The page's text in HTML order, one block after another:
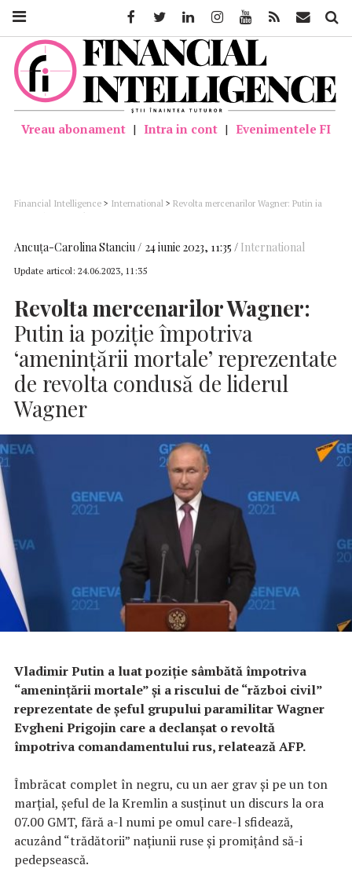
Vreau abonament | Intra in cont | Evenimentele FI
Financial Intelligence > International > Revolta mercenarilor Wagner: Putin ia
poziţie împotriva ‘ameninţării mortale’ reprezentate de revolta condusă de liderul
Ancuţa-Carolina Stanciu 24 iunie 2023, 11:35 International
Update articol: 24.06.2023, 11:35
Revolta mercenarilor Wagner:
Putin ia poziţie împotriva
‘ameninţării mortale’ reprezentate
de revolta condusă de liderul
Wagner
Vladimir Putin a luat poziţie sâmbătă împotriva
“ameninţării mortale” şi a riscului de “război civil”
reprezentate de şeful grupului paramilitar Wagner
Evgheni Prigojin care a declanşat o revoltă
împotriva comandamentului rus, relatează AFP.
Îmbrăcat complet în negru, cu un aer grav şi pe un ton
marţial, şeful de la Kremlin a susţinut un discurs la ora
07.00 GMT, fără a-l numi pe omul care-l sfidează,
acuzând “trădătorii” naţiunii ruse şi promiţând să-i
pedepsească.
FacebookTwitter LinkedinInstagramYoutube Feed Mail